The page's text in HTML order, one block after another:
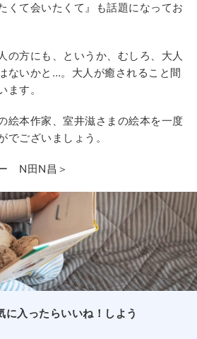
くて会いたくて』も話題になってお
の方にも、というか、むしろ、大人
ないかと…。大人が癒されること間
ます。
絵本作家、室井滋さまの絵本を一度
でございましょう。
N田N昌＞
に入ったらいいね！しよう